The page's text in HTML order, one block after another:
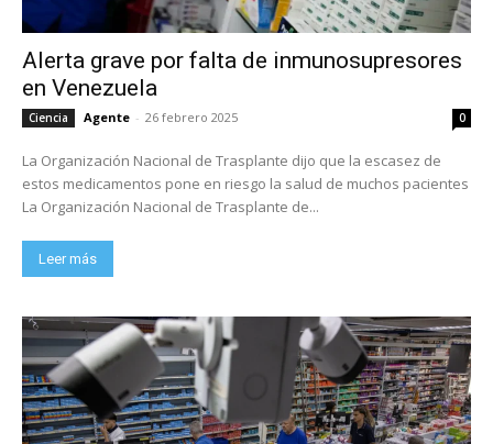
Alerta grave por falta de inmunosupresores
en Venezuela
Ciencia Agente - 26 febrero 2025 0
La Organización Nacional de Trasplante dijo que la escasez de
estos medicamentos pone en riesgo la salud de muchos pacientes
La Organización Nacional de Trasplante de...
Leer más